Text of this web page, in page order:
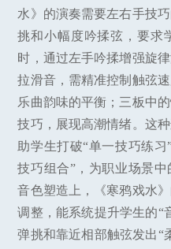
水》的演奏需要左右手技
挑和小幅度吟揉弦，要求
时，通过左手吟揉增强旋
拉滑音，需精准控制触弦
乐曲韵味的平衡；三板中
技巧，展现高潮情绪。这
助学生打破“单一技巧练
技巧组合”，为职业场景
音色塑造上，《寒鸦戏水
调整，能系统提升学生的“
弹挑和靠近相部触弦发出“